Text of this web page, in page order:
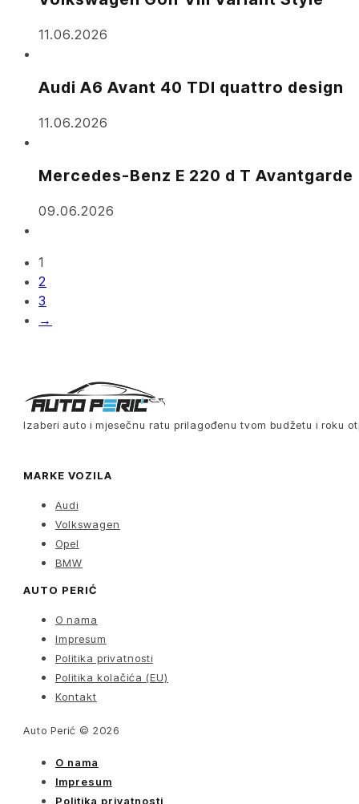
11.06.2026
Audi A6 Avant 40 TDI quattro design
11.06.2026
Mercedes-Benz E 220 d T Avantgarde
09.06.2026
1
2
3
→
Izaberi auto i mjesečnu ratu prilagođenu tvom budžetu i roku
MARKE VOZILA
Audi
Volkswagen
Opel
BMW
AUTO PERIĆ
O nama
Impresum
Politika privatnosti
Politika kolačića (EU)
Kontakt
Auto Perić © 2026
O nama
Impresum
Politika privatnosti